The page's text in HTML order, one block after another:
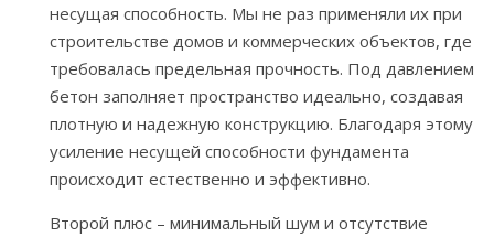
несущая способность. Мы не раз применяли их при
строительстве домов и коммерческих объектов, где
требовалась предельная прочность. Под давлением
бетон заполняет пространство идеально, создавая
плотную и надежную конструкцию. Благодаря этому
усиление несущей способности фундамента
происходит естественно и эффективно.
Второй плюс – минимальный шум и отсутствие